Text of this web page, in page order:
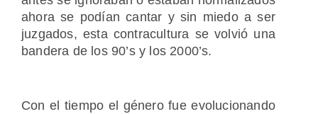
ahora se podían cantar y sin miedo a ser
juzgados, esta contracultura se volvió una
bandera de los 90’s y los 2000’s.
Con el tiempo el género fue evolucionando